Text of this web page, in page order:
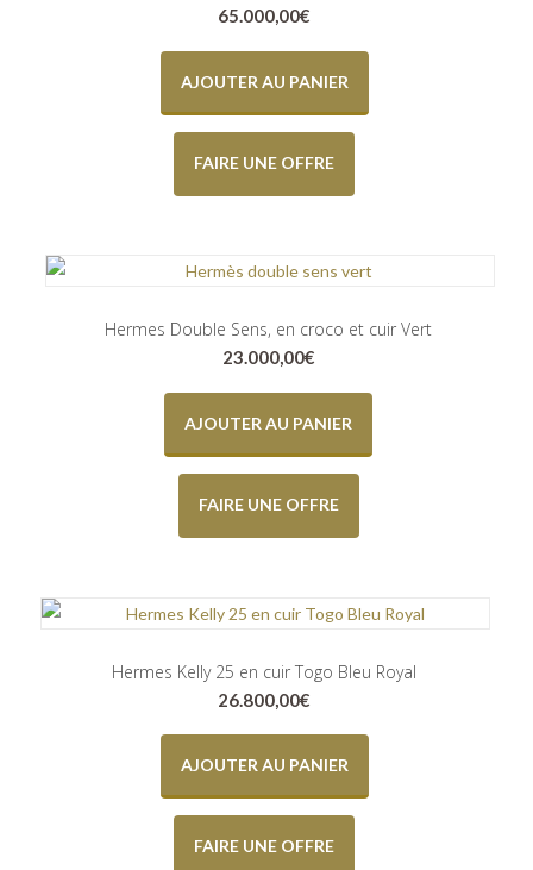
65.000,00€
AJOUTER AU PANIER
FAIRE UNE OFFRE
Hermes Double Sens, en croco et cuir Vert
23.000,00€
AJOUTER AU PANIER
FAIRE UNE OFFRE
Hermes Kelly 25 en cuir Togo Bleu Royal
26.800,00€
AJOUTER AU PANIER
FAIRE UNE OFFRE